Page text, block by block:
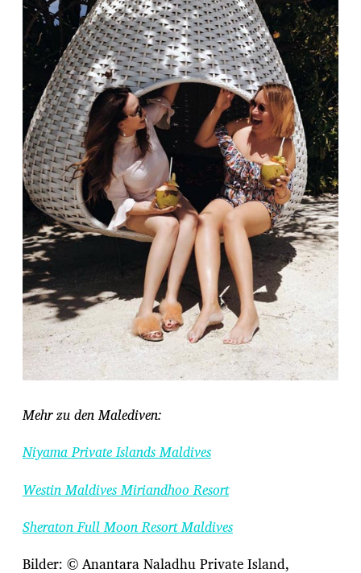
Mehr zu den Malediven:
Niyama Private Islands Maldives
Westin Maldives Miriandhoo Resort
Sheraton Full Moon Resort Maldives
Bilder: © Anantara Naladhu Private Island,